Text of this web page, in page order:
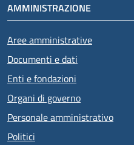
AMMINISTRAZIONE
Aree amministrative
Documenti e dati
Enti e fondazioni
Organi di governo
Personale amministrativo
Politici